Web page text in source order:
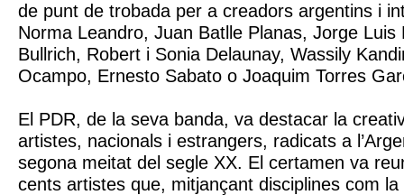
de punt de trobada per a creadors argentins i
Norma Leandro, Juan Batlle Planas, Jorge Luis
Bullrich, Robert i Sonia Delaunay, Wassily
Ocampo, Ernesto Sabato o Joaquim Torres
El PDR, de la seva banda, va destacar la
artistes, nacionals i estrangers, radicats a
segona meitat del segle XX. El certamen va
cents artistes que, mitjançant disciplines com la